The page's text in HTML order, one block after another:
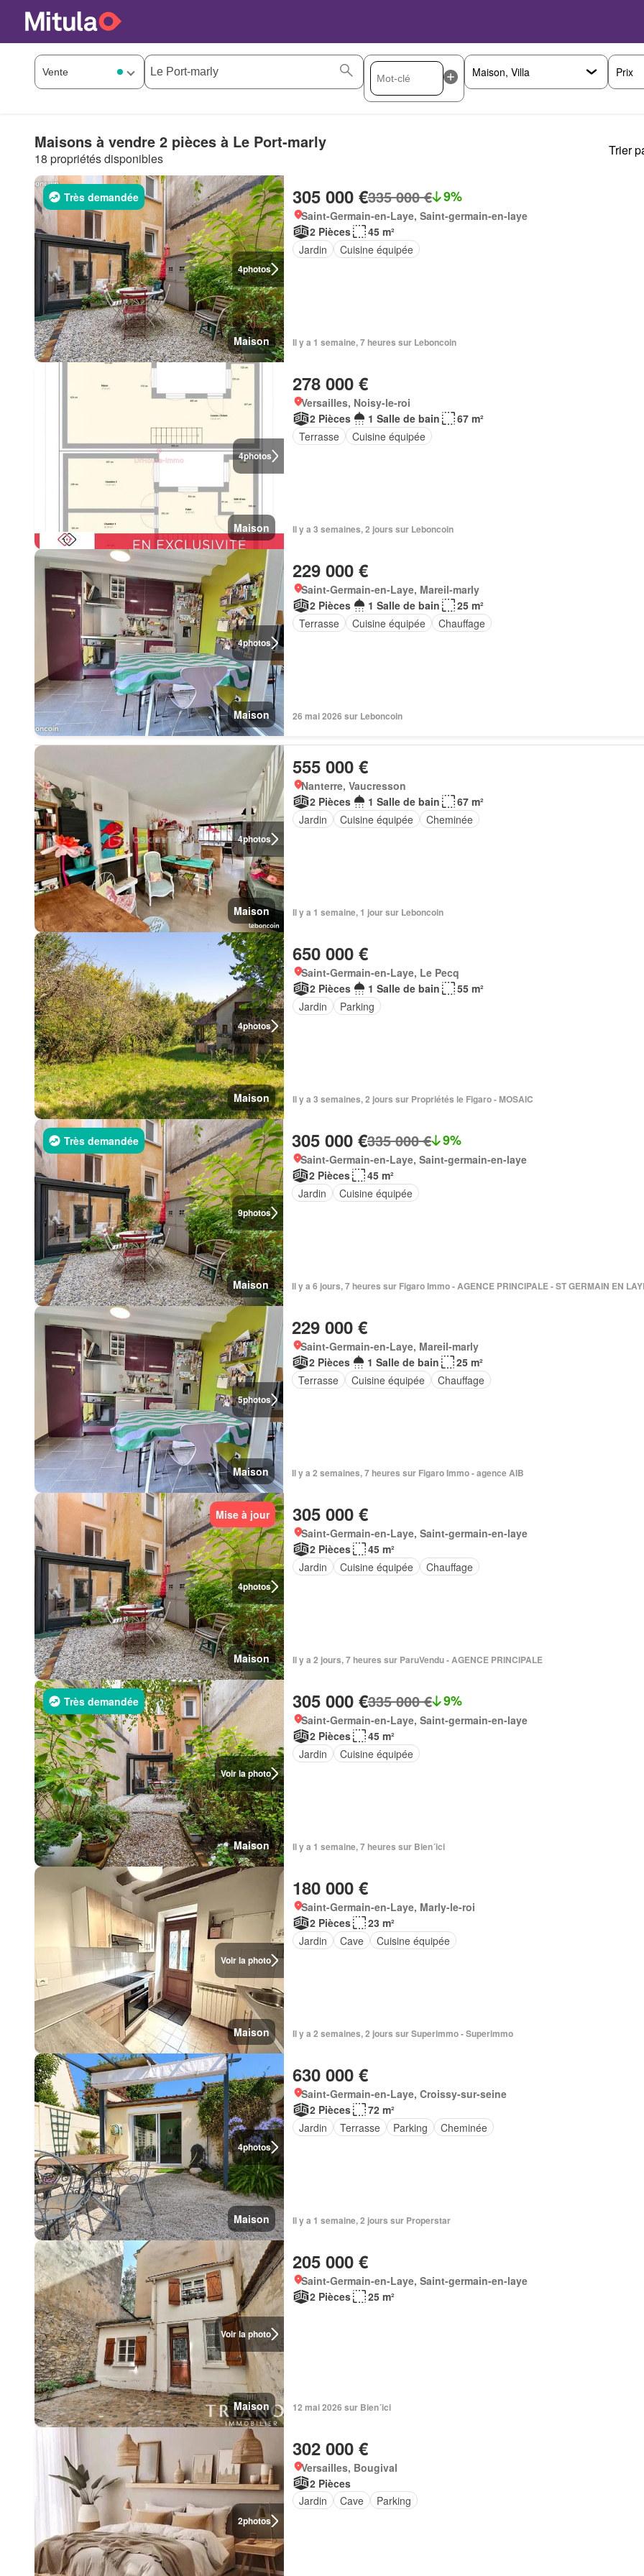
Prix
Maisons à vendre 2 pièces à Le Port-marly
18 propriétés disponibles
Trier
4photos
Très demandée
Maison
305 000 €335 000 € 9%
Saint-Germain-en-Laye, Saint-germain-en-laye
2 Pièces
45 m²
Jardin
Cuisine équipée
Il y a 1 semaine, 7 heures sur Leboncoin
4photos
Maison
278 000 €
Versailles, Noisy-le-roi
2 Pièces
1 Salle de bain
67 m²
Terrasse
Cuisine équipée
Il y a 3 semaines, 2 jours sur Leboncoin
4photos
Maison
229 000 €
Saint-Germain-en-Laye, Mareil-marly
2 Pièces
1 Salle de bain
25 m²
Terrasse
Cuisine équipée Chauffage
26 mai 2026 sur Leboncoin
4photos
Maison
555 000 €
Nanterre, Vaucresson
2 Pièces
1 Salle de bain
67 m²
Jardin
Cuisine équipée Cheminée
Il y a 1 semaine, 1 jour sur Leboncoin
4photos
Maison
650 000 €
Saint-Germain-en-Laye, Le Pecq
2 Pièces
1 Salle de bain
55 m²
Jardin
Parking
Il y a 3 semaines, 2 jours sur Propriétés le Figaro - MOSAIC
9photos
Très demandée
Maison
305 000 €335 000 € 9%
Saint-Germain-en-Laye, Saint-germain-en-laye
2 Pièces
45 m²
Jardin
Cuisine équipée
Il y a 6 jours, 7 heures sur Figaro Immo - AGENCE PRINCIPALE - ST GERMAIN EN
5photos
Maison
229 000 €
Saint-Germain-en-Laye, Mareil-marly
2 Pièces
1 Salle de bain
25 m²
Terrasse
Cuisine équipée Chauffage
Il y a 2 semaines, 7 heures sur Figaro Immo - agence AIB
4photos
Mise à jour
Maison
305 000 €
Saint-Germain-en-Laye, Saint-germain-en-laye
2 Pièces
45 m²
Jardin
Cuisine équipée Chauffage
Il y a 2 jours, 7 heures sur ParuVendu - AGENCE PRINCIPALE
Voir la photo
Très demandée
Maison
305 000 €335 000 € 9%
Saint-Germain-en-Laye, Saint-germain-en-laye
2 Pièces
45 m²
Jardin
Cuisine équipée
Il y a 1 semaine, 7 heures sur Bien´ici
Voir la photo
Maison
180 000 €
Saint-Germain-en-Laye, Marly-le-roi
2 Pièces
23 m²
Jardin
Cave Cuisine équipée
Il y a 2 semaines, 2 jours sur Superimmo - Superimmo
4photos
Maison
630 000 €
Saint-Germain-en-Laye, Croissy-sur-seine
2 Pièces
72 m²
Jardin
Terrasse Parking Cheminée
Il y a 1 semaine, 2 jours sur Properstar
Voir la photo
Maison
205 000 €
Saint-Germain-en-Laye, Saint-germain-en-laye
2 Pièces
25 m²
12 mai 2026 sur Bien´ici
2photos
302 000 €
Versailles, Bougival
2 Pièces
Jardin
Cave Parking